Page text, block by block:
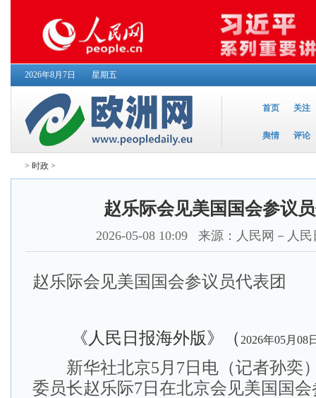
2026年8月7日 星期五
首页 关注
舆情 评论
> 时政 >
赵乐际会见美国国会参议
2026-05-08 10:09 来源：人民网－人民
赵乐际会见美国国会参议员代表团
《人民日报海外版》（ 2026年05月08
新华社北京5月7日电（记者孙奕
委员长赵乐际7日在北京会见美国国